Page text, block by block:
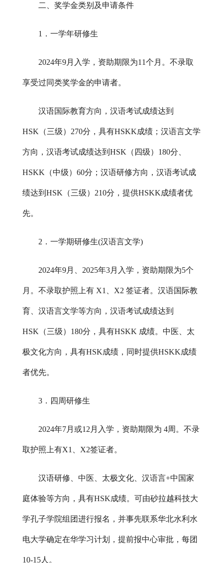
二、奖学金类别及申请条件
1．一学年研修生
2024年9月入学，资助期限为11个月。不录取
享受过同类奖学金的申请者。
汉语国际教育方向，汉语考试成绩达到
HSK（三级）270分，具有HSKK成绩；汉语言文学
方向，汉语考试成绩达到HSK（四级）180分、
HSKK（中级）60分；汉语研修方向，汉语考试成
绩达到HSK（三级）210分，提供HSKK成绩者优
先。
2．一学期研修生(汉语言文学)
2024年9月、2025年3月入学，资助期限为5个
月。不录取护照上有 X1、X2 签证者。汉语国际教
育、汉语言文学等方向，汉语考试成绩达到
HSK（三级）180分，具有HSKK 成绩。中医、太
极文化方向，具有HSK成绩，同时提供HSKK成绩
者优先。
3．四周研修生
2024年7月或12月入学，资助期限为 4周。不录
取护照上有X1、X2签证者。
汉语研修、中医、太极文化、汉语言+中国家
庭体验等方向，具有HSK成绩。可由砂拉越科技大
学孔子学院组团进行报名，并事先联系华北水利水
电大学确定在华学习计划，提前报中心审批，每团
10-15人。